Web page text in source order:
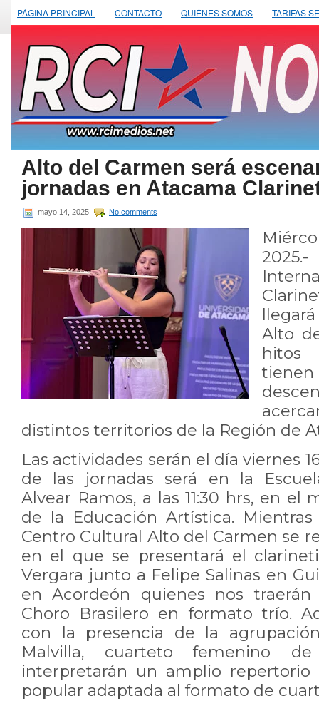
PÁGINA PRINCIPAL CONTACTO QUIÉNES SOMOS TARIFAS
Alto del Carmen será
jornadas en Atacama
mayo 14, 2025 No comments
Alto
distintos territorios de la Región de
Las actividades serán el día viernes
de las jornadas será en la
Alvear Ramos, a las 11:30 hrs, en el
de la Educación Artística.
Centro Cultural Alto del Carmen se
en el que se presentará el
Vergara junto a Felipe Salinas en
en Acordeón quienes nos
Choro Brasilero en formato trío.
con la presencia de la
Malvilla, cuarteto femenino
interpretarán un amplio
popular adaptada al formato de